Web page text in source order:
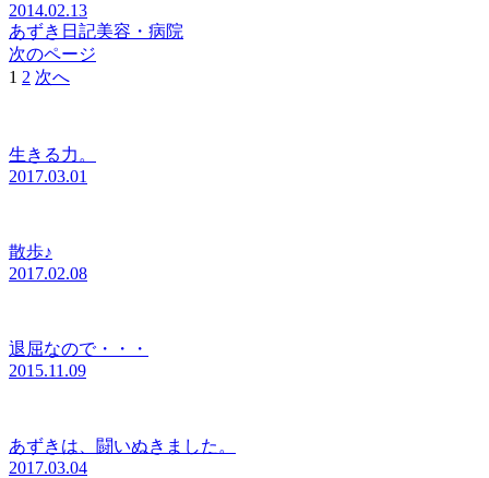
2014.02.13
あずき日記美容・病院
次のページ
1 2 次へ
生きる力。
2017.03.01
散歩♪
2017.02.08
退屈なので・・・
2015.11.09
あずきは、闘いぬきました。
2017.03.04